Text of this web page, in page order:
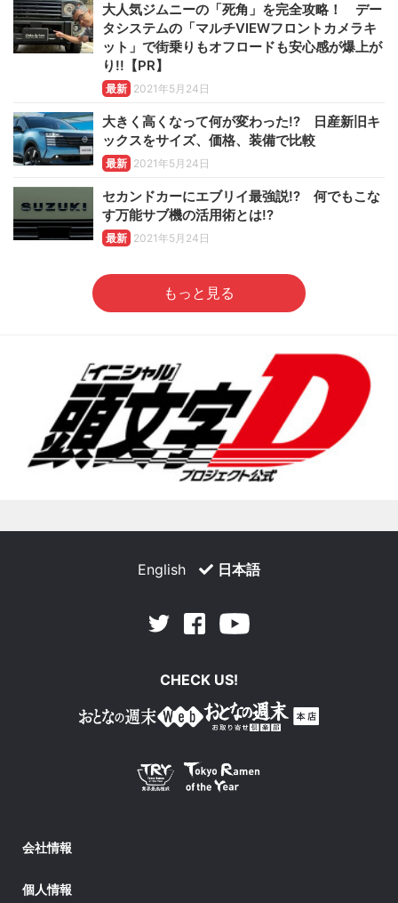
大人気ジムニーの「死角」を完全攻略！ デー
タシステムの「マルチVIEWフロントカメラキ
ット」で街乗りもオフロードも安心感が爆上が
り!!【PR】
最新 2021年5月24日
大きく高くなって何が変わった!? 日産新旧キ
ックスをサイズ、価格、装備で比較
最新 2021年5月24日
セカンドカーにエブリイ最強説!? 何でもこな
す万能サブ機の活用術とは!?
最新 2021年5月24日
もっと見る
English 日本語
Twitter Facebook
CHECK US!
会社情報
個人情報